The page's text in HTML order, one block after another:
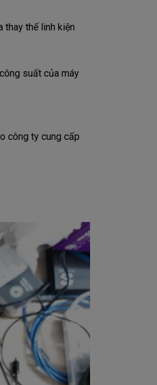
thế linh kiện
suất của máy
công ty cung cấp